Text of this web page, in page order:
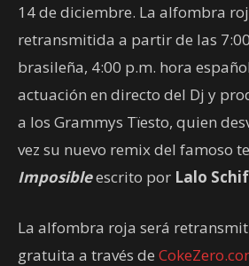
14 de diciembre. La alfombra
retransmitida a partir de las
brasileña, 4:00 p.m. hora
actuación en directo del Dj y
a los Grammys Tïesto, quien
vez su nuevo remix del famoso
Imposibleescrito por Lalo
La alfombra roja será
gratuita a través de